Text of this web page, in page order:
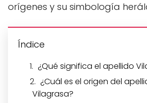
orígenes y su simbología
Índice
¿Qué significa el apellido
¿Cuál es el origen del
Vilagrasa?